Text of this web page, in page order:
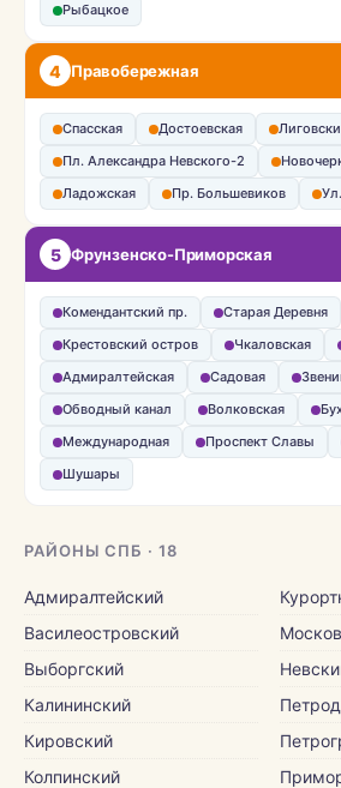
Рыбацкое
4 Правобережная
Спасская Достоевская
Пл. Александра Невского-2
Ладожская
Пр. Большевиков
5 Фрунзенско-Приморская
Комендантский пр.
Старая Деревня
Крестовский остров
Чкаловская
Адмиралтейская
Садовая
Обводный канал
Волковская
Международная
Проспект Славы
Шушары
РАЙОНЫ СПБ · 18
Адмиралтейский
Василеостровский
Выборгский
Калининский
Кировский
Колпинский